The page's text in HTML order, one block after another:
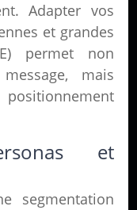
Adapter vos
et grandes
permet non
mais
et
segmentation